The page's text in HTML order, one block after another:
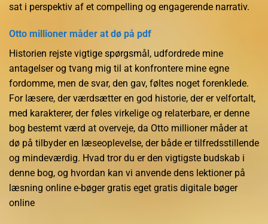
sat i perspektiv af et compelling og engagerende narrativ.
Otto millioner måder at dø på pdf
Historien rejste vigtige spørgsmål, udfordrede mine
antagelser og tvang mig til at konfrontere mine egne
fordomme, men de svar, den gav, føltes noget forenklede.
For læsere, der værdsætter en god historie, der er velfortalt,
med karakterer, der føles virkelige og relaterbare, er denne
bog bestemt værd at overveje, da Otto millioner måder at
dø på tilbyder en læseoplevelse, der både er tilfredsstillende
og mindeværdig. Hvad tror du er den vigtigste budskab i
denne bog, og hvordan kan vi anvende dens lektioner på
læsning online e-bøger gratis eget gratis digitale bøger
online